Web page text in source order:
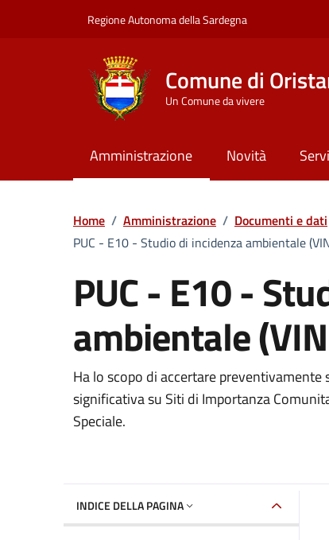
Regione Autonoma della Sardegna
Comune di
Un Comune da vivere
Amministrazione Novità
Home / Amministrazione / Documenti e dati
PUC - E10 - Studio di incidenza ambientale
PUC - E10 -
ambientale
Dettaglio del documento
Ha lo scopo di accertare
significativa su Siti di Importanza
Speciale.
INDICE DELLA PAGINA